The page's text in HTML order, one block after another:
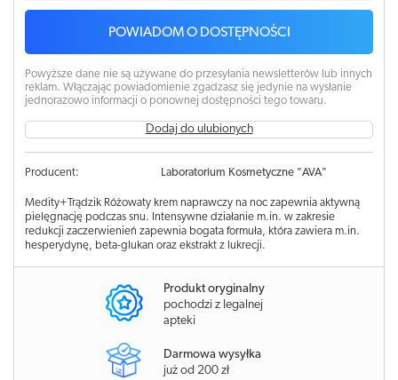
POWIADOM O DOSTĘPNOŚCI
Powyższe dane nie są używane do przesyłania newsletterów lub innych
reklam. Włączając powiadomienie zgadzasz się jedynie na wysłanie
jednorazowo informacji o ponownej dostępności tego towaru.
Dodaj do ulubionych
Producent: Laboratorium Kosmetyczne "AVA"
Medity+Trądzik Różowaty krem naprawczy na noc zapewnia aktywną
pielęgnację podczas snu. Intensywne działanie m.in. w zakresie
redukcji zaczerwienień zapewnia bogata formuła, która zawiera m.in.
hesperydynę, beta-glukan oraz ekstrakt z lukrecji.
Produkt oryginalny
pochodzi z legalnej
apteki
Darmowa wysyłka
już od 200 zł